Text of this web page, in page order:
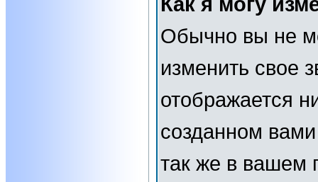
Обычно вы не
изменить свое
отображается
созданном
так же в вашем